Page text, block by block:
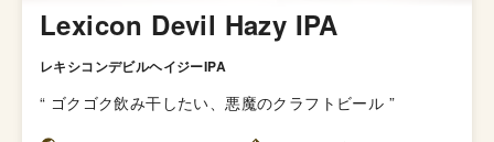
Lexicon Devil Hazy IPA
レキシコンデビルヘイジーIPA
“ ゴクゴク飲み干したい、悪魔のクラフトビール ”